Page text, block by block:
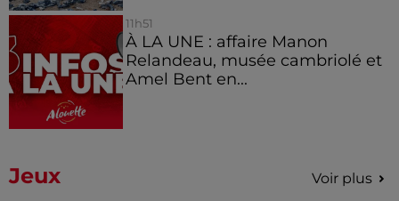
11h51
À LA UNE : affaire Manon
Relandeau, musée cambriolé et
Amel Bent en...
Jeux Voir plus